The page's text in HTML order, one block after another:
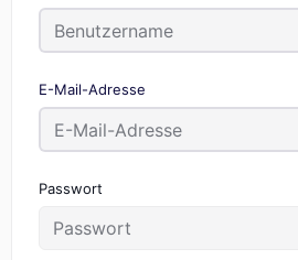
E-Mail-Adresse
Passwort